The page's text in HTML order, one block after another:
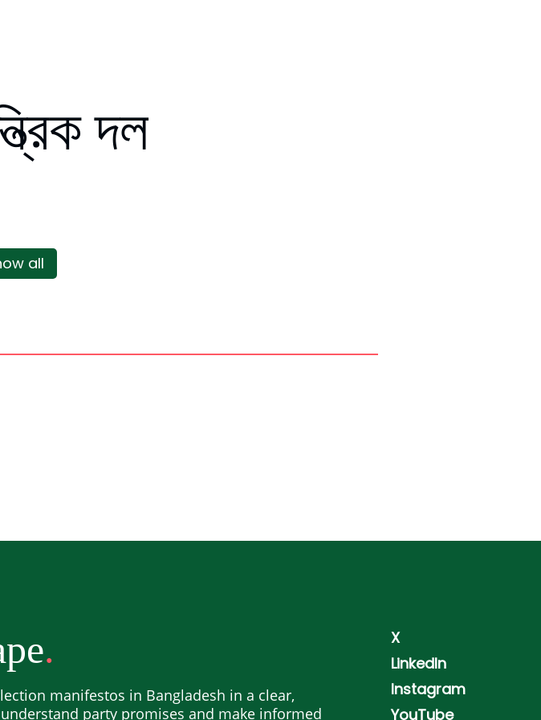
দল
all
manifestos in Bangladesh in a clear,
party promises and make informed
X
LinkedIn
Instagram
YouTube